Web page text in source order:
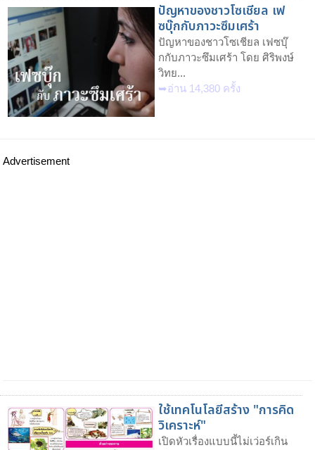
ปัญหาของชาวโซเชียล เฟ
ซบุ๊กกับภาวะซึมเศร้า
ปัญหาของชาวโซเชียล เฟซบุ๊
กกับภาวะซึมเศร้า โดย ศิริพงษ์
วิทย...
➥อ่าน 14,380 ครั้ง
Advertisement
ใช้เทคโนโลยีสร้าง "การคิด
วิเคราะห์"
เปิดหัวเรื่องแบบนี้ไม่เว่อร์เกิน